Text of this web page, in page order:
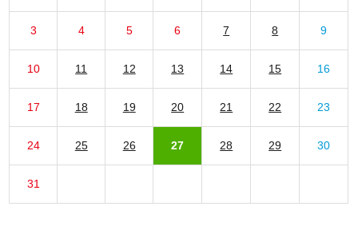
3 4 5 6 7 8 9
10 11 12 13 14 15 16
17 18 19 20 21 22 23
24 25 26 27 28 29 30
31